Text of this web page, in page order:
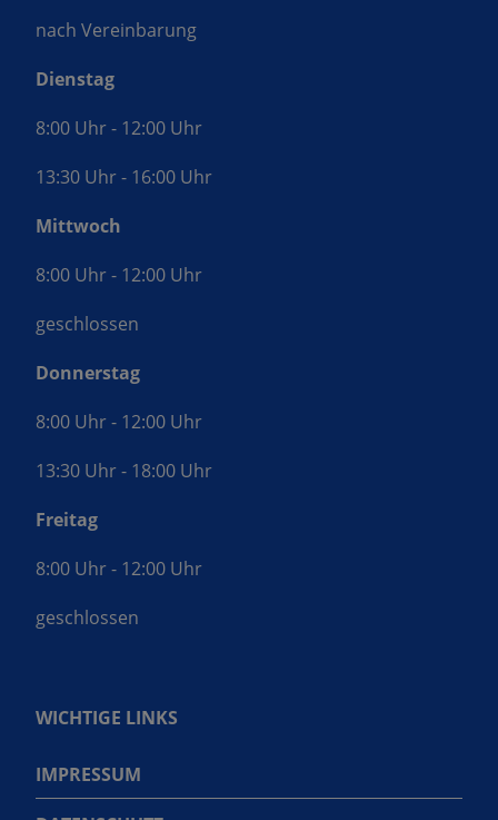
nach Vereinbarung
Dienstag
8:00 Uhr - 12:00 Uhr
13:30 Uhr - 16:00 Uhr
Mittwoch
8:00 Uhr - 12:00 Uhr
geschlossen
Donnerstag
8:00 Uhr - 12:00 Uhr
13:30 Uhr - 18:00 Uhr
Freitag
8:00 Uhr - 12:00 Uhr
geschlossen
WICHTIGE LINKS
IMPRESSUM